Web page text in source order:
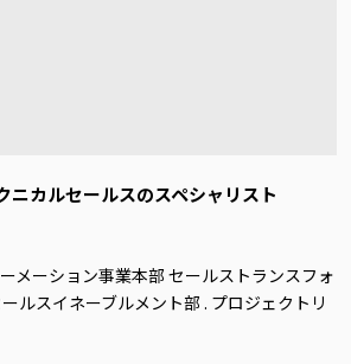
ニカルセールスのスペシャリスト
メーション事業本部 セールストランスフォ
ルスイネーブルメント部 . プロジェクトリ